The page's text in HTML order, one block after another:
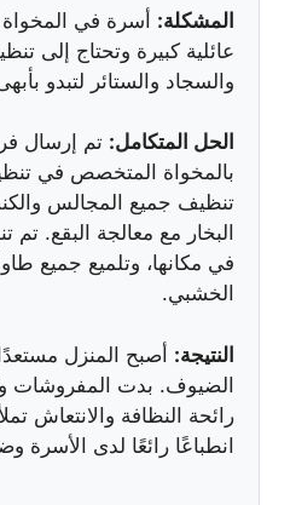
المشكلة: أسرة في
عائلية كبيرة وتحتاج إلى
والسجاد والستائر لتبدو
الحل المتكامل: تم إرسال
بالمخواة المتخصص في
تنظيف جميع المجالس
البخار مع معالجة البقع.
في مكانها، وتلميع جميع
الخشبي.
النتيجة: أصبح المنزل
الضيوف. بدت المفروشات
رائحة النظافة والانتعاش
انطباعًا رائعًا لدى الأسرة